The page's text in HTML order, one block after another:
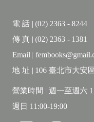
電 話 | (02) 2363 - 8244
傳 真 | (02) 2363 - 1381
Email |
地 址 | 106 臺北市大安
營業時間 | 週一至週六
週日 11:00-19:00